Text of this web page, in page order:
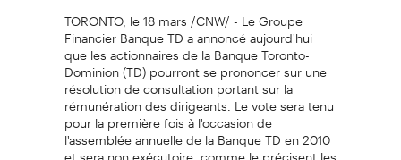
TORONTO, le 18 mars /CNW/ - Le Groupe
Financier Banque TD a annoncé aujourd'hui
que les actionnaires de la Banque Toronto-
Dominion (TD) pourront se prononcer sur une
résolution de consultation portant sur la
rémunération des dirigeants. Le vote sera tenu
pour la première fois à l'occasion de
l'assemblée annuelle de la Banque TD en 2010
et sera non exécutoire, comme le précisent les